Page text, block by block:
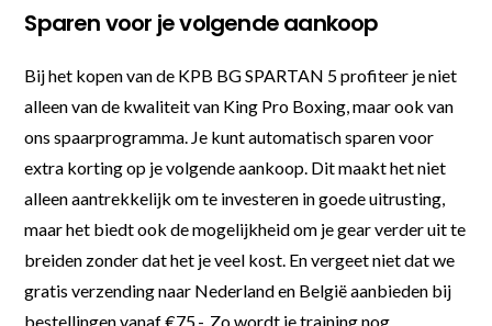
Sparen voor je volgende aankoop
Bij het kopen van de KPB BG SPARTAN 5 profiteer je niet
alleen van de kwaliteit van King Pro Boxing, maar ook van
ons spaarprogramma. Je kunt automatisch sparen voor
extra korting op je volgende aankoop. Dit maakt het niet
alleen aantrekkelijk om te investeren in goede uitrusting,
maar het biedt ook de mogelijkheid om je gear verder uit te
breiden zonder dat het je veel kost. En vergeet niet dat we
gratis verzending naar Nederland en België aanbieden bij
bestellingen vanaf €75,-. Zo wordt je training nog